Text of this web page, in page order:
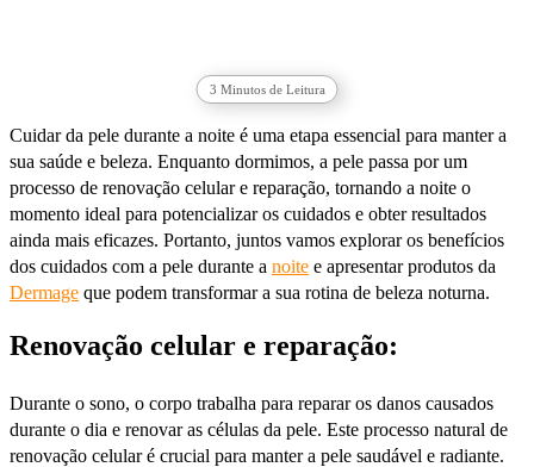
3 Minutos de Leitura
Cuidar da pele durante a noite é uma etapa essencial para manter a
sua saúde e beleza. Enquanto dormimos, a pele passa por um
processo de renovação celular e reparação, tornando a noite o
momento ideal para potencializar os cuidados e obter resultados
ainda mais eficazes. Portanto, juntos vamos explorar os benefícios
dos cuidados com a pele durante a noite e apresentar produtos da
Dermage que podem transformar a sua rotina de beleza noturna.
Renovação celular e reparação:
Durante o sono, o corpo trabalha para reparar os danos causados
durante o dia e renovar as células da pele. Este processo natural de
renovação celular é crucial para manter a pele saudável e radiante.